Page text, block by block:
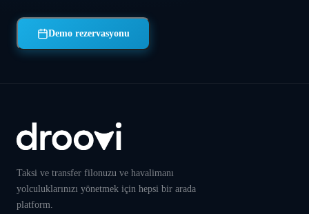
Demo rezervasyonu
Taksi ve transfer filonuzu ve havalimanı
yolculuklarınızı yönetmek için hepsi bir arada
platform.